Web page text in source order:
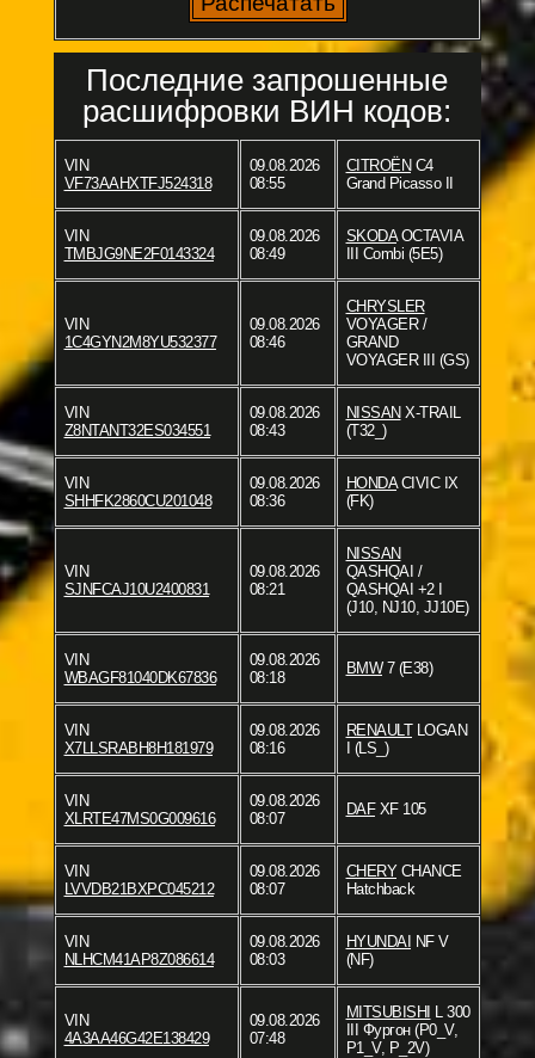
Последние запрошенные
расшифровки ВИН кодов:
VIN
VF73AAHXTFJ524318
09.08.2026
08:55
CITROËN C4
Grand Picasso II
VIN
TMBJG9NE2F0143324
09.08.2026
08:49
SKODAOCTAVIA
III Combi (5E5)
VIN
1C4GYN2M8YU532377
09.08.2026
08:46
CHRYSLER
VOYAGER /
GRAND
VOYAGER III (GS)
VIN
Z8NTANT32ES034551
09.08.2026
08:43
NISSAN X-TRAIL
(T32_)
VIN
SHHFK2860CU201048
09.08.2026
08:36
HONDACIVIC IX
(FK)
VIN
SJNFCAJ10U2400831
09.08.2026
08:21
NISSAN
QASHQAI /
QASHQAI +2 I
(J10, NJ10, JJ10E)
VIN
WBAGF81040DK67836
09.08.2026
08:18
BMW7 (E38)
VIN
X7LLSRABH8H181979
09.08.2026
08:16
RENAULTLOGAN
I (LS_)
VIN
XLRTE47MS0G009616
09.08.2026
08:07
DAFXF 105
VIN
LVVDB21BXPC045212
09.08.2026
08:07
CHERYCHANCE
Hatchback
VIN
NLHCM41AP8Z086614
09.08.2026
08:03
HYUNDAI NF V
(NF)
VIN
4A3AA46G42E138429
09.08.2026
07:48
MITSUBISHI L 300
III Фургон (P0_V,
P1_V, P_2V)